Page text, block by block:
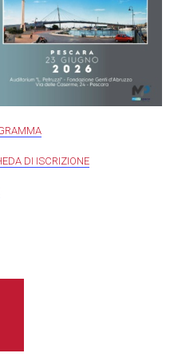
DI ISCRIZIONE